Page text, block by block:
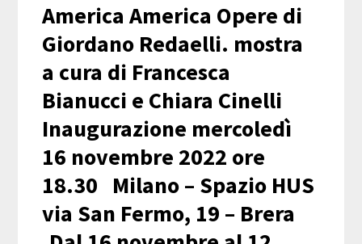
America America Opere di
Giordano Redaelli. mostra
a cura di Francesca
Bianucci e Chiara Cinelli
Inaugurazione mercoledì
16 novembre 2022 ore
18.30 Milano – Spazio HUS
via San Fermo, 19 – Brera